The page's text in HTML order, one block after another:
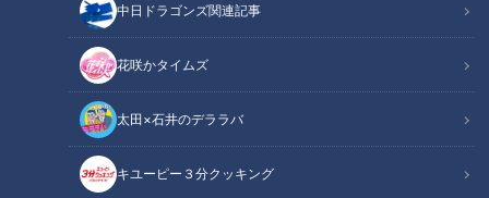
中日ドラゴンズ関連記事
花咲かタイムズ
太田×石井のデララバ
キユーピー３分クッキング
CBCテレビ/「チャント！」